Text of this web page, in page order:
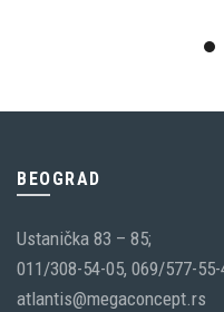
BEOGRAD
Ustanička 83 – 85;
011/308-54-05, 069/577-55-
atlantis@megaconcept.rs